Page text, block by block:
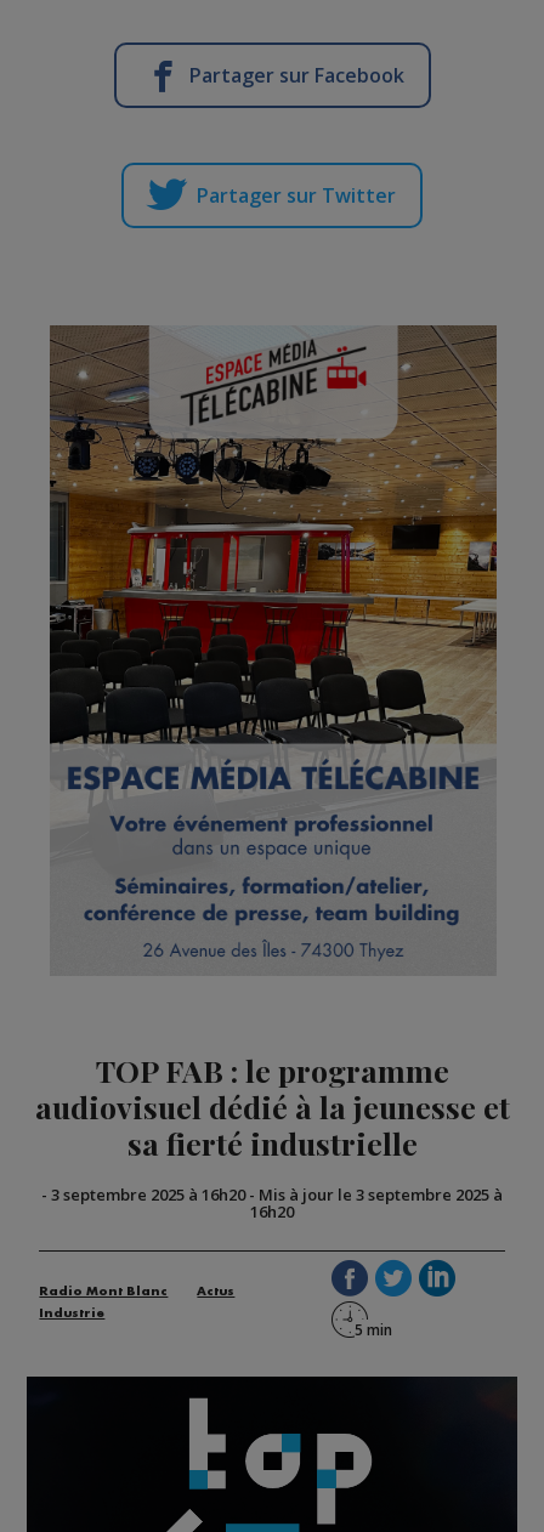
Partager sur Facebook
Partager sur Twitter
TOP FAB : le programme
audiovisuel dédié à la jeunesse et
sa fierté industrielle
- 3 septembre 2025 à 16h20- Mis à jour le 3 septembre 2025 à
16h20
Radio Mont Blanc
Actus
Industrie